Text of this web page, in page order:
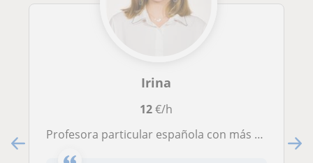
Irina
12€/h
Profesora particular española con más de 5 años de experiencia dando clases Titulada en inglés, francés, italiano y LSE